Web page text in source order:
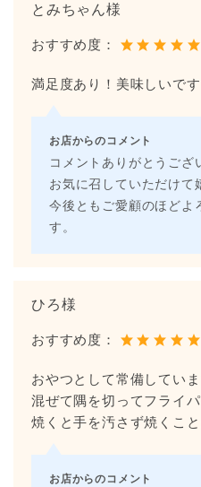
とみちゃん様
おすすめ度：
満足度あり！美味しいです
お店からのコメント
コメントありがとうござ
お気に召していただけて
今後ともご愛顧のほどよ
す。
ひろ様
おすすめ度：
おやつとして常備してい
混ぜて隅を切ってフライ
焼くと手を汚さず焼くこと
お店からのコメント